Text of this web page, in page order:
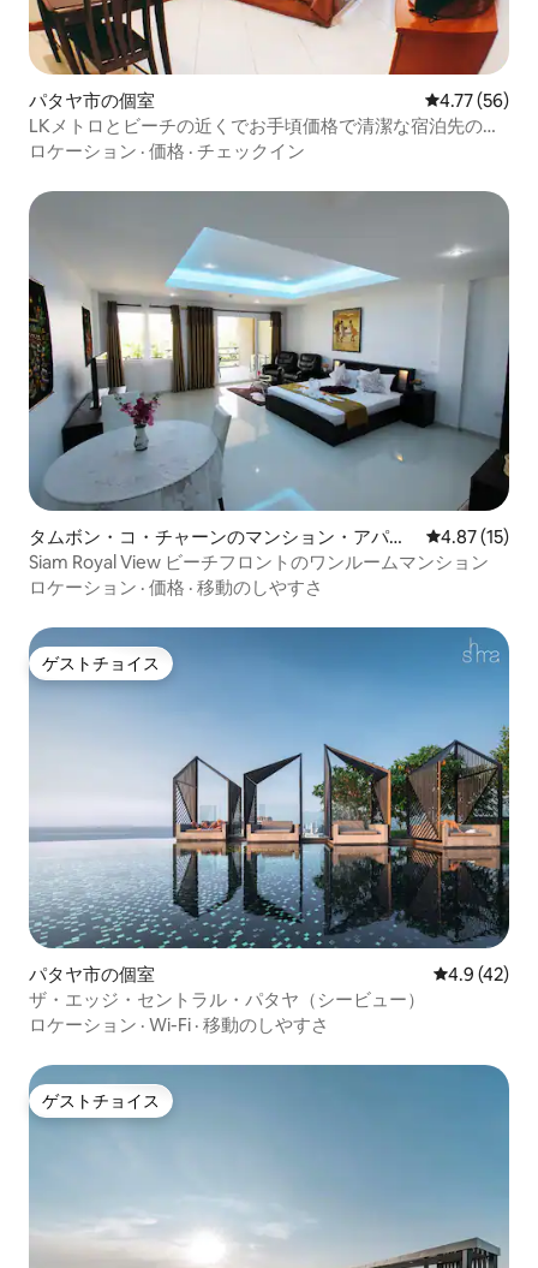
パタヤ市の個室 レビュー56
4.77 (56)
LKメトロとビーチの近くでお手頃価格で清潔な宿泊先の中
心地段202
ロケーション · 価格 · チェックイン
タムボン・コ・チャーンのマンション・アパー
ト
レビュー15
4.87 (15)
Siam Royal View ビーチフロントのワンルームマンション
ロケーション · 価格 · 移動のしやすさ
ゲストチョイス
ゲストチョイス
パタヤ市の個室 レビュー42
4.9 (42)
ザ・エッジ・セントラル・パタヤ（シービュー）
ロケーション · Wi-Fi · 移動のしやすさ
ゲストチョイス
ゲストチョイス